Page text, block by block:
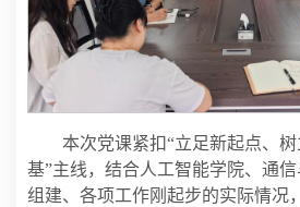
本次党课紧扣“立足新起点、
基”主线，结合人工智能学院、通
组建、各项工作刚起步的实际情况